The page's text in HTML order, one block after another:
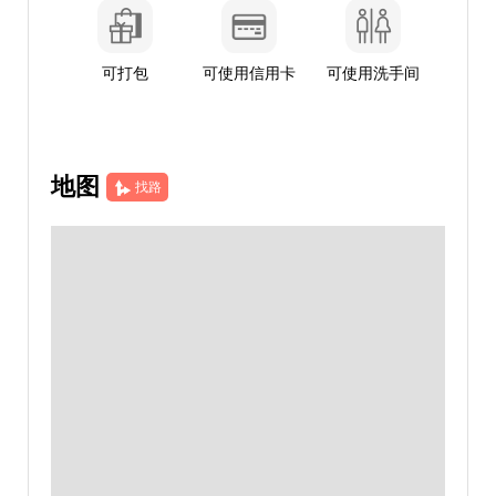
可打包 可使用信用卡 可使用洗手间
地图 找路